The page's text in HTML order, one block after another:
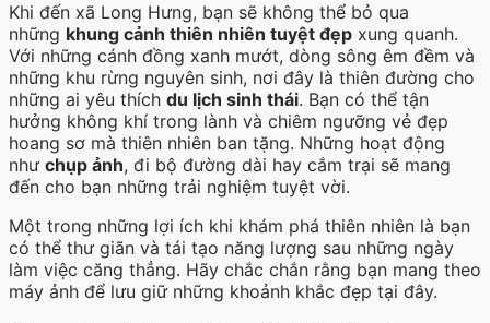
Khi đến xã Long Hưng, bạn sẽ không thể bỏ qua
những khung cảnh thiên nhiên tuyệt đẹp xung quanh.
Với những cánh đồng xanh mướt, dòng sông êm đềm và
những khu rừng nguyên sinh, nơi đây là thiên đường cho
những ai yêu thích du lịch sinh thái. Bạn có thể tận
hưởng không khí trong lành và chiêm ngưỡng vẻ đẹp
hoang sơ mà thiên nhiên ban tặng. Những hoạt động
như chụp ảnh, đi bộ đường dài hay cắm trại sẽ mang
đến cho bạn những trải nghiệm tuyệt vời.
Một trong những lợi ích khi khám phá thiên nhiên là bạn
có thể thư giãn và tái tạo năng lượng sau những ngày
làm việc căng thẳng. Hãy chắc chắn rằng bạn mang theo
máy ảnh để lưu giữ những khoảnh khắc đẹp tại đây.